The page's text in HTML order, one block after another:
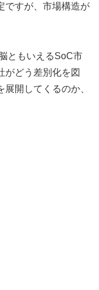
ですが、市場構造が
ともいえるSoC市
がどう差別化を図
開してくるのか、